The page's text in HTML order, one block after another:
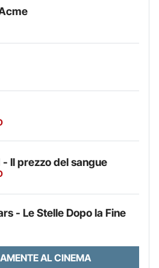
- Il prezzo del sangue
- Le Stelle Dopo la Fine
AL CINEMA